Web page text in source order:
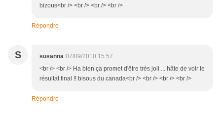
bizous<br /> <br /> <br /> <br />
Répondre
S susanna 07/09/2010 15:57
<br /> <br /> Ha bien ça promet d'être très joli ... hâte de voir le
résultat final !! bisous du canada<br /> <br /> <br /> <br />
Répondre